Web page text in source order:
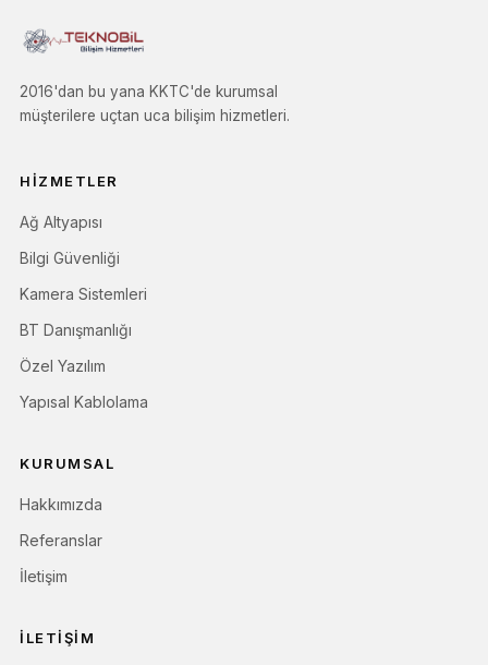
2016'dan bu yana KKTC'de kurumsal
müşterilere uçtan uca bilişim hizmetleri.
HIZMETLER
Ağ Altyapısı
Bilgi Güvenliği
Kamera Sistemleri
BT Danışmanlığı
Özel Yazılım
Yapısal Kablolama
KURUMSAL
Hakkımızda
Referanslar
İletişim
İLETIŞIM